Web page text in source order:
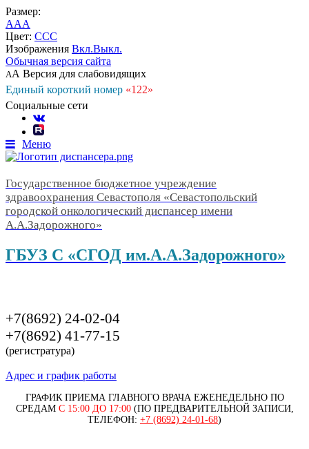
Размер:
AAA
Цвет: CCC
Изображения Вкл.Выкл.
Обычная версия сайта
АА Версия для слабовидящих
Единый короткий номер «122»
Социальные сети
Меню
Государственное бюджетное учреждение
здравоохранения Севастополя «Севастопольский
городской онкологический диспансер имени
А.А.Задорожного»
ГБУЗ С «СГОД им.А.А.Задорожного»
+7(8692) 24-02-04
+7(8692) 41-77-15
(регистратура)
Адрес и график работы
ГРАФИК ПРИЕМА ГЛАВНОГО ВРАЧА ЕЖЕНЕДЕЛЬНО ПО
СРЕДАМ С 15:00 ДО 17:00(ПО ПРЕДВАРИТЕЛЬНОЙ ЗАПИСИ,
ТЕЛЕФОН: +7 (8692) 24-01-68)